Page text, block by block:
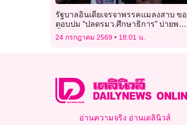
รัฐบาลอินเดียเจรจาพรรคแมลงสาบ ขอ
ตอบปม “ปลดรมว.ศึกษาธิการ” บ่ายพรุ่ง
นี้
24 กรกฎาคม 2569 18:01 น.
อ่านความจริง อ่านเดลินิวส์